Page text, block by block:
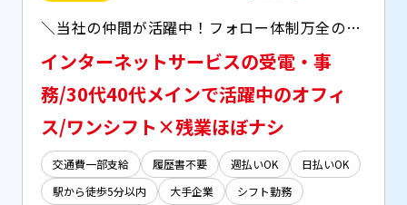
＼当社の仲間が活躍中！フォロー体制万全のコールセンター／ ○日払い(JOBPAY)OK ○休憩室完備 ○フリーWi-Fiあり ○ロッカールームあり ○年末年始休みあり ○希望休は月5日まで相談可(状況による)
インターネットサービスの受電・事
務/30代40代メインで活躍中のオフィ
ス/ワンシフト×残業ほぼナシ
交通費一部支給 履歴書不要 週払いOK
日払いOK
駅から徒歩5分以内
大手企業
シフト勤務